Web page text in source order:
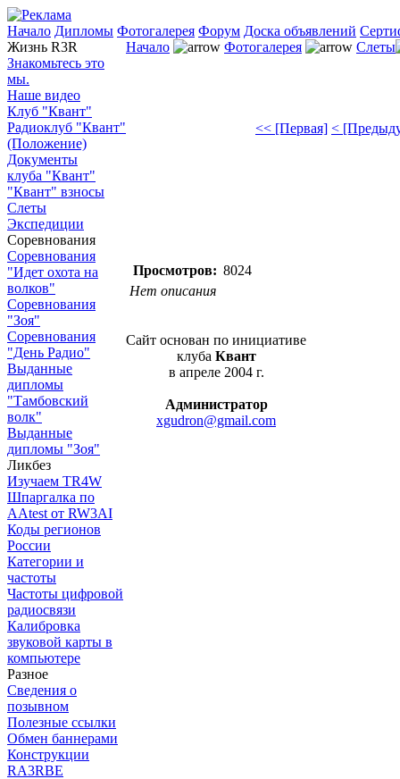
Начало Дипломы Фотогалерея Форум Доска объявлений
Жизнь R3R
Знакомьтесь это
мы.
Наше видео
Клуб "Квант"
Радиоклуб "Квант"
(Положение)
Документы
клуба "Квант"
"Квант" взносы
Слеты
Экспедиции
Соревнования
Соревнования
"Идет охота на
волков"
Соревнования
"Зоя"
Соревнования
"День Радио"
Выданные
дипломы
"Тамбовский
волк"
Выданные
дипломы "Зоя"
Ликбез
Изучаем TR4W
Шпаргалка по
AAtest от RW3AI
Коды регионов
России
Категории и
частоты
Частоты цифровой
радиосвязи
Калибровка
звуковой карты в
компьютере
Разное
Сведения о
позывном
Полезные ссылки
Обмен баннерами
Конструкции
RA3RBE
Начало Фотогалерея Слеты
<< [Первая] <
Просмотров: 8024
Нет описания
Сайт основан по инициативе
клуба Квант
в апреле 2004 г.
Администратор
xgudron@gmail.com